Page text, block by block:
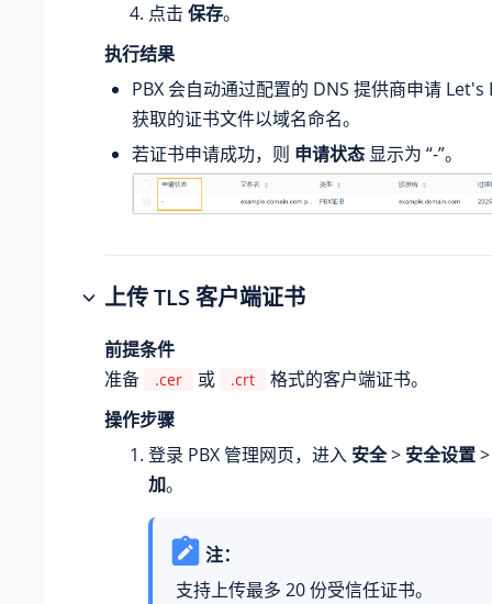
点击 保存。
执行结果
PBX 会自动通过配置的 DNS 提供商申请
获取的证书文件以域名命名。
若证书申请成功，则 申请状态 显示为 “-”。
上传 TLS 客户端证书
前提条件
准备
.cer 或 .crt
格式的客户端证书。
操作步骤
登录 PBX 管理网页，进入 安全> 安全设置
加。
注：
支持上传最多 20 份受信任证书。